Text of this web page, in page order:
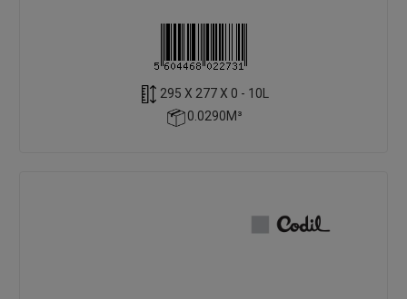
295 X 277 X 0 - 10L
0.0290M³